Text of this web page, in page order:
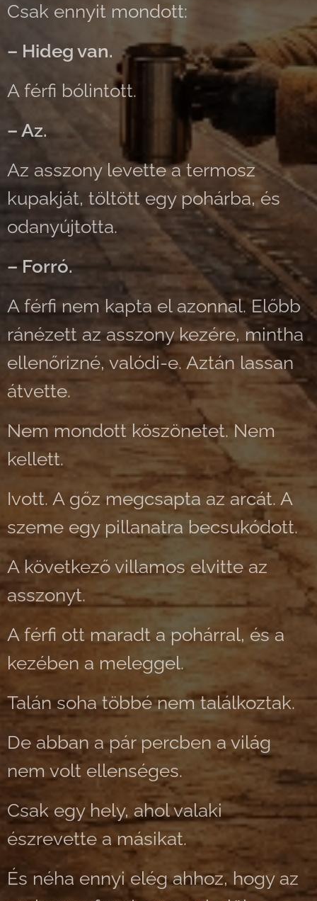
Csak ennyit mondott:
– Hideg van.
A férfi bólintott.
– Az.
Az asszony levette a termosz
kupakját, töltött egy pohárba, és
odanyújtotta.
– Forró.
A férfi nem kapta el azonnal. Előbb
ránézett az asszony kezére, mintha
ellenőrizné, valódi-e. Aztán lassan
átvette.
Nem mondott köszönetet. Nem
kellett.
Ivott. A gőz megcsapta az arcát. A
szeme egy pillanatra becsukódott.
A következő villamos elvitte az
asszonyt.
A férfi ott maradt a pohárral, és a
kezében a meleggel.
Talán soha többé nem találkoztak.
De abban a pár percben a világ
nem volt ellenséges.
Csak egy hely, ahol valaki
észrevette a másikat.
És néha ennyi elég ahhoz, hogy az